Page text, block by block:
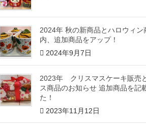
2024年 秋の新商品とハロウィン
内、追加商品をアップ！
2024年9月7日
2023年 クリスマスケーキ販売
ス商品のお知らせ 追加商品を記
た！
2023年11月12日